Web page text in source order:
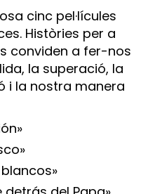
cinc pel·lícules
Històries per a
conviden a fer-nos
la superació, la
i la nostra manera